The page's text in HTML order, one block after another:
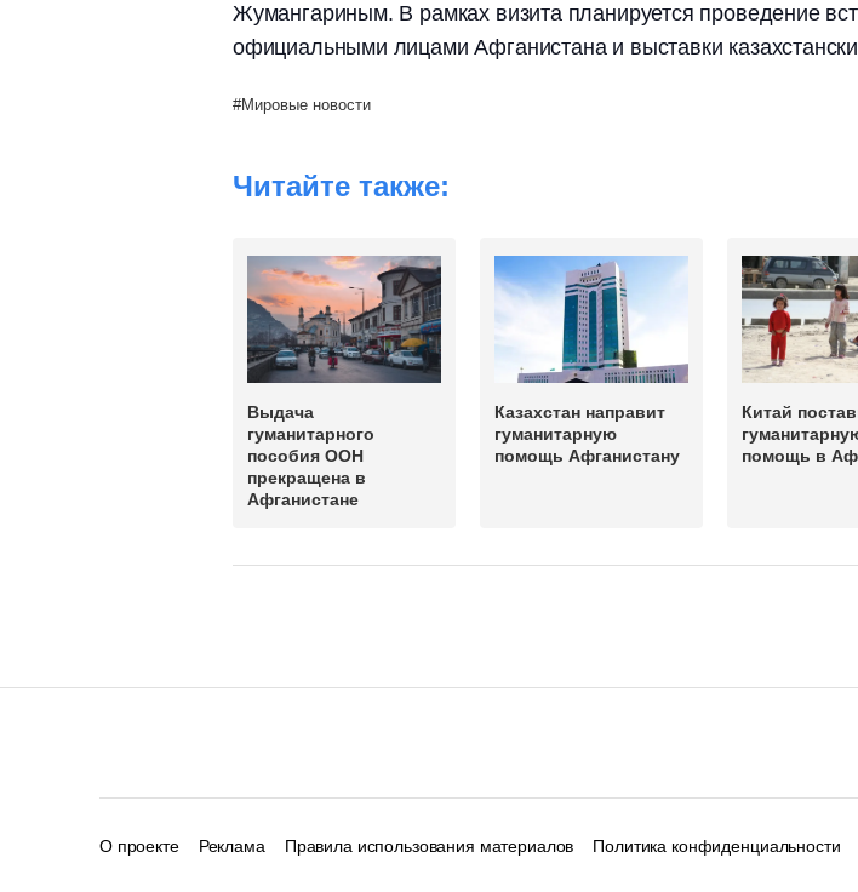
Жумангариным. В рамках визита планируется проведение
официальными лицами Афганистана и выставки
Мировые новости
Читайте также:
Выдача
гуманитарного
пособия ООН
прекращена в
Афганистане
Казахстан направит
гуманитарную
помощь Афганистану
Китай
помощь в
О проекте Реклама Правила использования материалов Политика конфиденциальности